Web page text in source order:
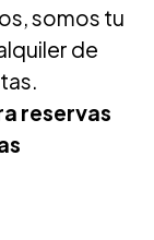
somos tu
de
reservas